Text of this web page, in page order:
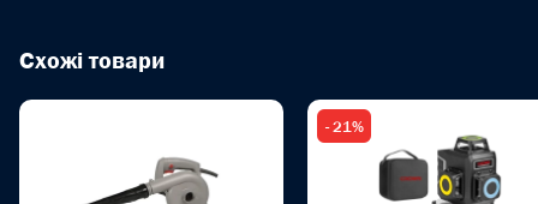
Схожі товари
- 21%